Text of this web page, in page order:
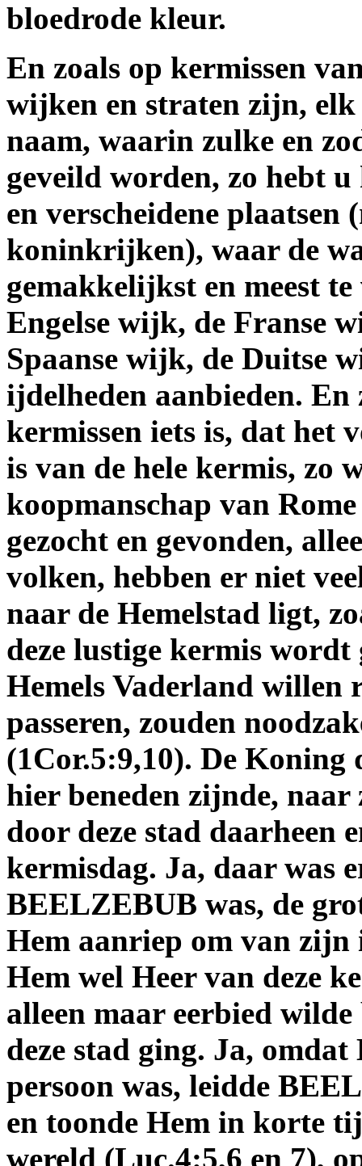
bloedrode kleur.
En zoals op kermissen
wijken en straten zijn,
naam, waarin zulke en
geveild worden, zo hebt
en verscheidene
koninkrijken), waar de
gemakkelijkst en meest
Engelse wijk, de Franse
Spaanse wijk, de Duitse
ijdelheden aanbieden. En
kermissen iets is, dat het
is van de hele kermis, zo
koopmanschap van
gezocht en gevonden,
volken, hebben er niet
naar de Hemelstad ligt,
deze lustige kermis
Hemels Vaderland willen
passeren, zouden
(1Cor.5:9,10). De
hier beneden zijnde,
door deze stad daarheen
kermisdag. Ja, daar was
BEELZEBUB was, de
Hem aanriep om van
Hem wel Heer van deze
alleen maar eerbied
deze stad ging. Ja,
persoon was, leidde
en toonde Hem in korte
wereld (Luc.4:5,6 en 7),